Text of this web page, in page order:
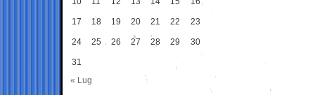
17 18 19 20 21 22 23
24 25 26 27 28 29 30
31
« Lug